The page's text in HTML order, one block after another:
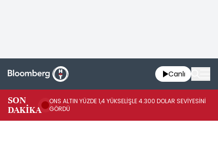
Canlı
SON
DAKİKA
ONS ALTIN YÜZDE 1,4 YÜKSELİŞLE 4.300 DOLAR SEVİYESİNİ
GÖRDÜ